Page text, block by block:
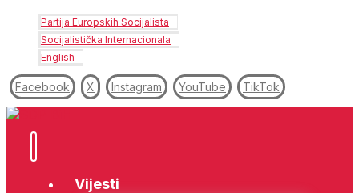
Partija Europskih Socijalista
Socijalistička Internacionala
English
Facebook X Instagram YouTube TikTok
Vijesti